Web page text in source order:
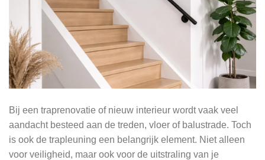
Bij een traprenovatie of nieuw interieur wordt vaak veel
aandacht besteed aan de treden, vloer of balustrade. Toch
is ook de trapleuning een belangrijk element. Niet alleen
voor veiligheid, maar ook voor de uitstraling van je